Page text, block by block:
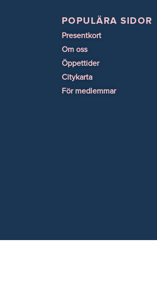
POPULÄRA SIDOR
Presentkort
Om oss
Öppettider
Citykarta
För medlemmar